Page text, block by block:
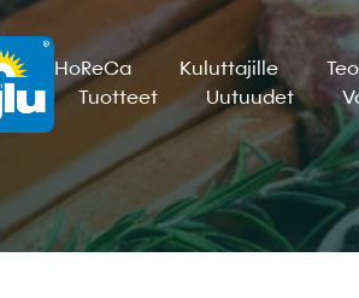
HoReCa Kuluttajille
Tuotteet
Uutuudet